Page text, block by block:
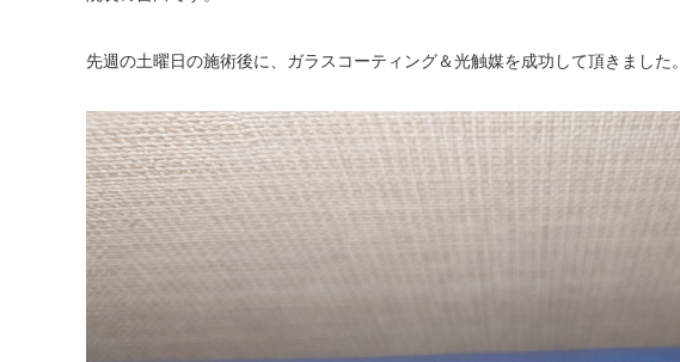
先週の土曜日の施術後に、ガラスコーティング＆光触媒を成功して頂きました。